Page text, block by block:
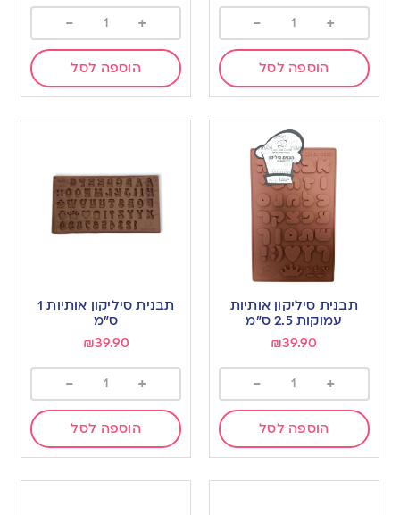
+
-
הוספה לסל
+
-
הוספה לסל
תבנית סיליקון אותיות
עמוקות 2.5 ס”מ
₪39.90
+
-
הוספה לסל
תבנית סיליקון אותיות 1
ס”מ
₪39.90
+
-
הוספה לסל